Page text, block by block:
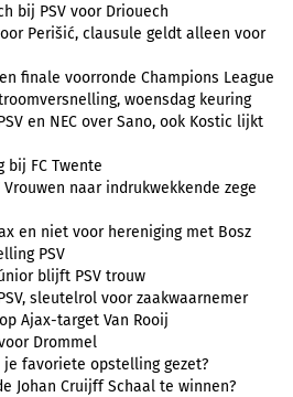
bij PSV voor Driouech
Perišić, clausule geldt alleen voor
finale voorronde Champions League
woensdag keuring
en NEC over Sano, ook Kostic lijkt
bij FC Twente
naar indrukwekkende zege
en niet voor hereniging met Bosz
PSV
blijft PSV trouw
sleutelrol voor zaakwaarnemer
Ajax-target Van Rooij
Drommel
favoriete opstelling gezet?
Johan Cruijff Schaal te winnen?